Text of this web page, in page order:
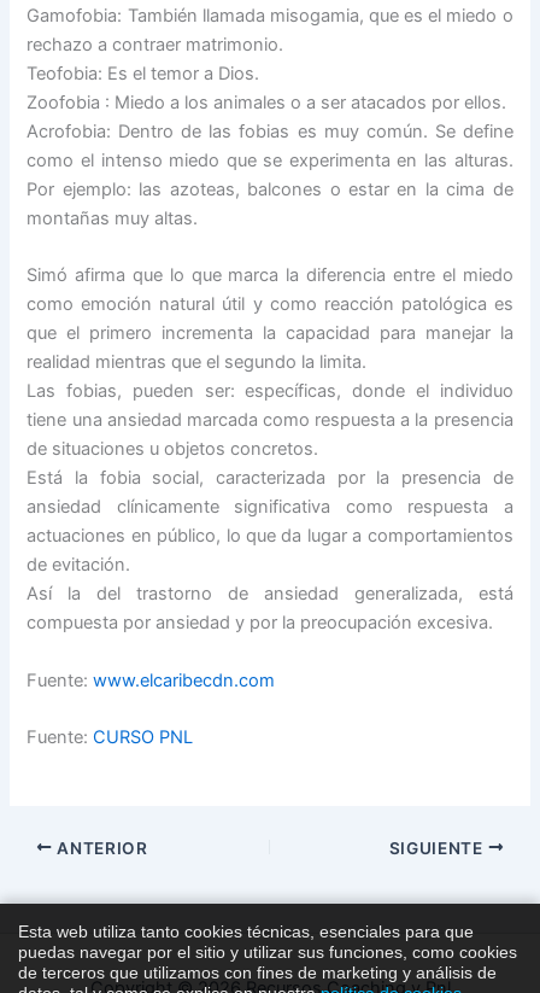
Gamofobia: También llamada misogamia, que es el miedo o
rechazo a contraer matrimonio.
Teofobia: Es el temor a Dios.
Zoofobia : Miedo a los animales o a ser atacados por ellos.
Acrofobia: Dentro de las fobias es muy común. Se define
como el intenso miedo que se experimenta en las alturas.
Por ejemplo: las azoteas, balcones o estar en la cima de
montañas muy altas.
Simó afirma que lo que marca la diferencia entre el miedo
como emoción natural útil y como reacción patológica es
que el primero incrementa la capacidad para manejar la
realidad mientras que el segundo la limita.
Las fobias, pueden ser: específicas, donde el individuo
tiene una ansiedad marcada como respuesta a la presencia
de situaciones u objetos concretos.
Está la fobia social, caracterizada por la presencia de
ansiedad clínicamente significativa como respuesta a
actuaciones en público, lo que da lugar a comportamientos
de evitación.
Así la del trastorno de ansiedad generalizada, está
compuesta por ansiedad y por la preocupación excesiva.
Fuente:www.elcaribecdn.com
Fuente:CURSO PNL
ANTERIOR SIGUIENTE
Copyright © 2026 Recursos Coaching y Pnl
Esta web utiliza tanto cookies técnicas, esenciales para que
puedas navegar por el sitio y utilizar sus funciones, como cookies
de terceros que utilizamos con fines de marketing y análisis de